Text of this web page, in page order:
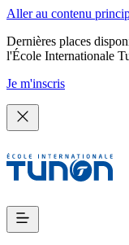
Aller au contenu
Dernières places
l'École Internationale
Je m'inscris